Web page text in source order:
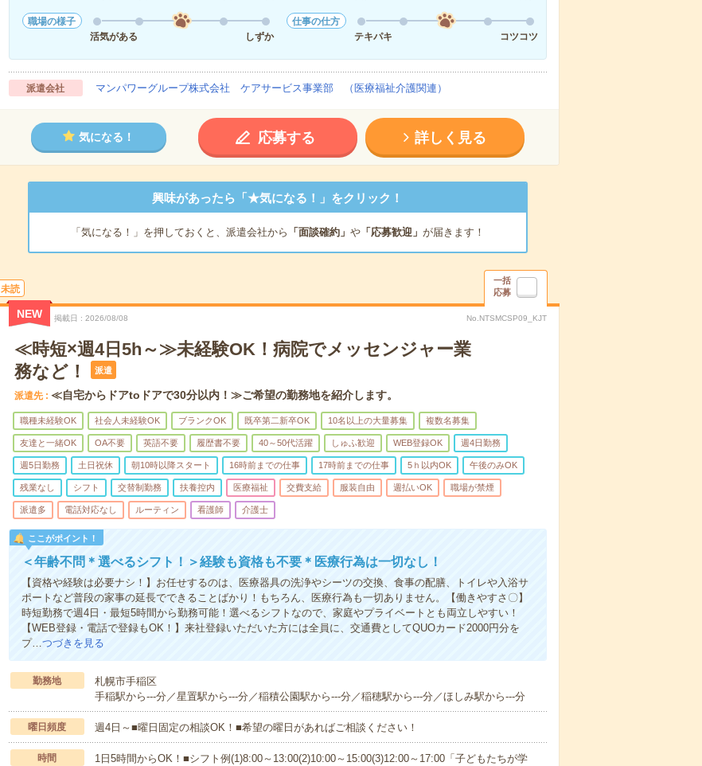
職場の様子
活気がある
しずか
仕事の仕方
テキパキ
コツコツ
派遣会社 マンパワーグループ株式会社 ケアサービス事業部 （医療福祉介護関連）
気になる！ 応募する 詳しく見る
興味があったら「★気になる！」をクリック！
「気になる！」を押しておくと、派遣会社から 「面談確約」 や「応募歓迎」 が届きます！
未読
一括
応募
NEW 掲載日 2026/08/08 No.NTSMCSP09_KJT
≪時短×週4日5h～≫未経験OK！病院でメッセンジャー業
務など！
派遣
派遣先 ≪自宅からドアtoドアで30分以内！≫ご希望の勤務地を紹介します。
職種未経験OK 社会人未経験OK ブランクOK 既卒第二新卒OK 10名以上の大量募集 複数名募集
友達と一緒OK OA不要 英語不要 履歴書不要 40～50代活躍 しゅふ歓迎 WEB登録OK 週4日勤務
週5日勤務 土日祝休 朝10時以降スタート 16時前までの仕事 17時前までの仕事 5ｈ以内OK 午後のみOK
残業なし シフト 交替制勤務 扶養控内 医療福祉 交費支給 服装自由 週払いOK 職場が禁煙
派遣多 電話対応なし ルーティン 看護師 介護士
ここがポイント！
＜年齢不問＊選べるシフト！＞経験も資格も不要＊医療行為は一切なし！
【資格や経験は必要ナシ！】お任せするのは、医療器具の洗浄やシーツの交換、食事の配膳、トイレや入浴サ
ポートなど普段の家事の延長でできることばかり！もちろん、医療行為も一切ありません。【働きやすさ〇】
時短勤務で週4日・最短5時間から勤務可能！選べるシフトなので、家庭やプライベートとも両立しやすい！
【WEB登録・電話で登録もOK！】来社登録いただいた方には全員に、交通費としてQUOカード2000円分を
プ…つづきを見る
勤務地
札幌市手稲区
手稲駅から---分／星置駅から---分／稲積公園駅から---分／稲穂駅から---分／ほしみ駅から---分
曜日頻度 週4日～■曜日固定の相談OK！■希望の曜日があればご相談ください！
時間
1日5時間からOK！■シフト例(1)8:00～13:00(2)10:00～15:00(3)12:00～17:00「子どもたちが学